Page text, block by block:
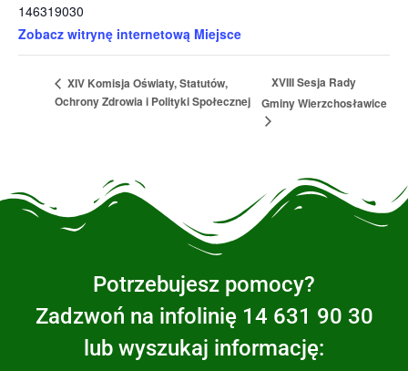
146319030
Zobacz witrynę internetową Miejsce
XIV Komisja Oświaty, Statutów,
Ochrony Zdrowia i Polityki Społecznej
XVIII Sesja Rady
Gminy Wierzchosławice
Potrzebujesz pomocy?
Zadzwoń na infolinię 14 631 90 30
lub wyszukaj informację: